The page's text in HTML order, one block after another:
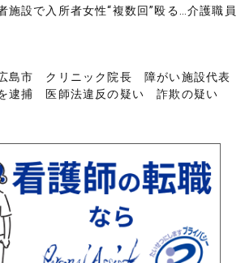
施設で入所者女性“複数回”殴る…介護職員
島市 クリニック院長 障がい施設代表
を逮捕 医師法違反の疑い 詐欺の疑い